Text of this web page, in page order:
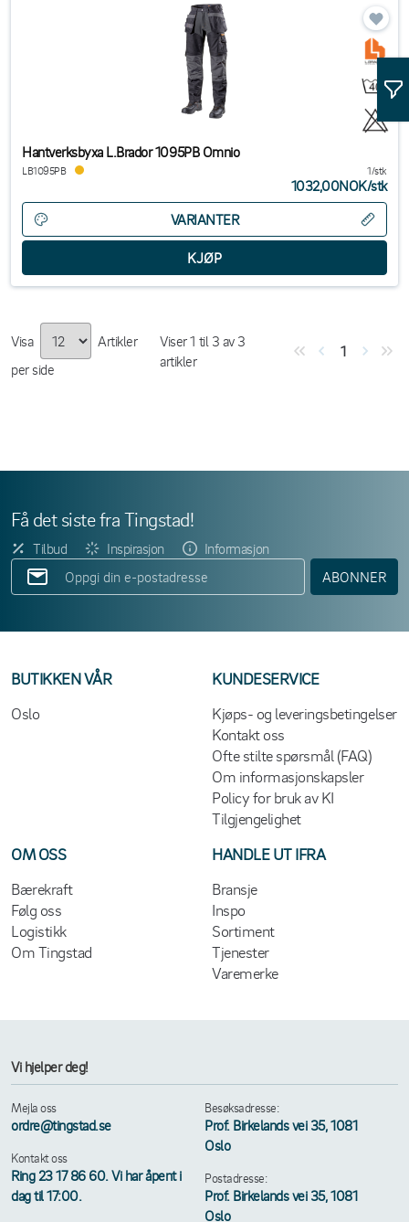
Hantverksbyxa L.Brador 1095PB Omnio
LB1095PB 1/stk
1032,00NOK/stk
VARIANTER
Visa
Artikler
per side
Viser1 til 3 av 3
artikler
1
Få det siste fra Tingstad!
Tilbud Inspirasjon
Informasjon
ABONNER
BUTIKKEN VÅR
Oslo
KUNDESERVICE
Kjøps- og leveringsbetingelser
Kontakt oss
Ofte stilte spørsmål (FAQ)
Om informasjonskapsler
Policy for bruk av KI
Tilgjengelighet
OM OSS
Bærekraft
Følg oss
Logistikk
Om Tingstad
HANDLE UT IFRA
Bransje
Inspo
Sortiment
Tjenester
Varemerke
Vi hjelper deg!
Mejla oss
ordre@tingstad.se
Kontakt oss
Ring 23 17 86 60. Vi har åpent i
dag til 17:00.
Besøksadresse:
Prof. Birkelands vei 35, 1081
Oslo
Postadresse:
Prof. Birkelands vei 35, 1081
Oslo